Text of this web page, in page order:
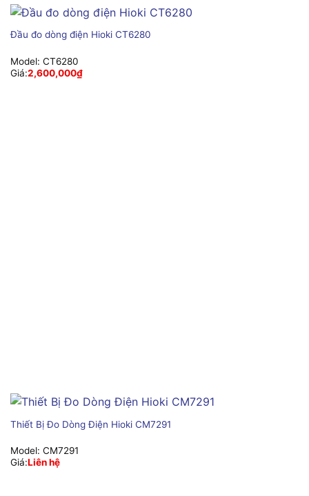
Đầu đo dòng điện Hioki CT6280
Model: CT6280
Giá:2,600,000₫
Thiết Bị Đo Dòng Điện Hioki CM7291
Model: CM7291
Giá:Liên hệ